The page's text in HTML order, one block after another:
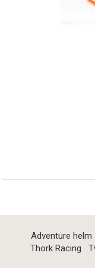
Adventure helm
Thork Racing